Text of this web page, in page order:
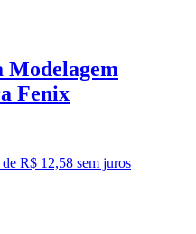
Modelagem
Fenix
R$ 12,58 sem juros